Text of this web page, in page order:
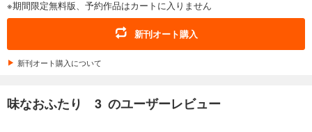
※期間限定無料版、予約作品はカートに入りません
新刊オート購入
新刊オート購入について
味なおふたり 3 のユーザーレビュー